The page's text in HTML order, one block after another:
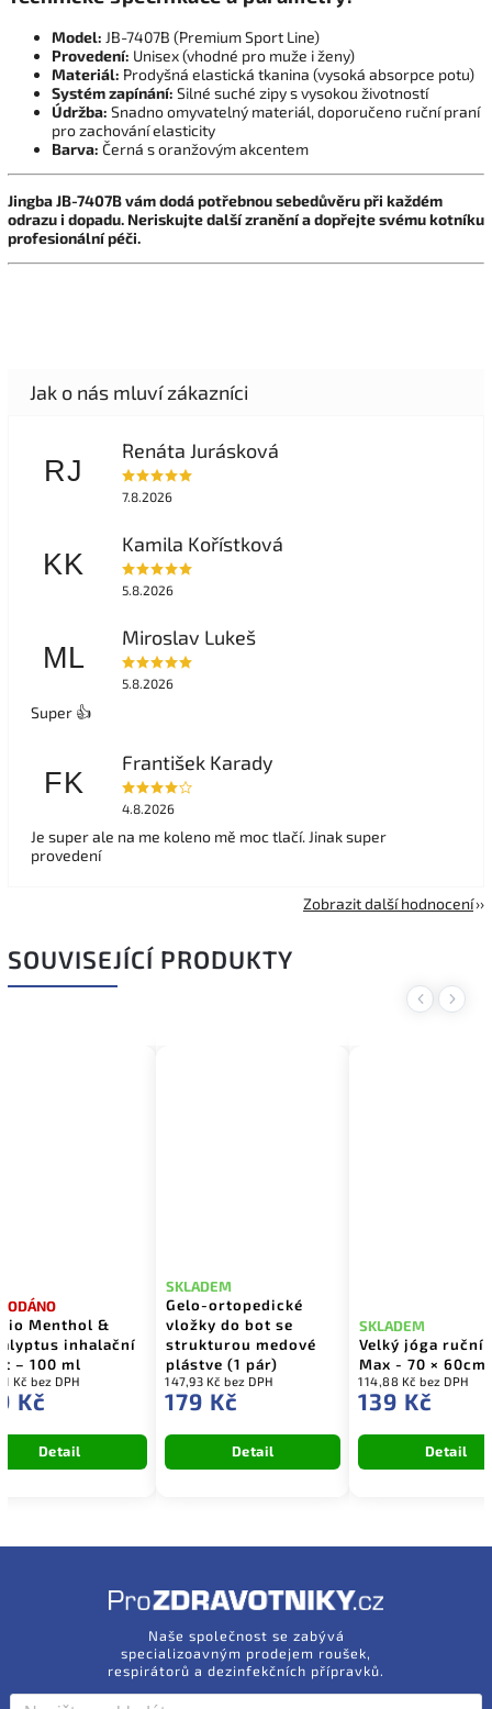
Model: JB-7407B (Premium Sport Line)
Provedení: Unisex (vhodné pro muže i ženy)
Materiál: Prodyšná elastická tkanina (vysoká absorpce potu)
Systém zapínání: Silné suché zipy s vysokou životností
Údržba: Snadno omyvatelný materiál, doporučeno ruční praní
pro zachování elasticity
Barva: Černá s oranžovým akcentem
Jingba JB-7407B vám dodá potřebnou sebedůvěru při každém
odrazu i dopadu. Neriskujte další zranění a dopřejte svému kotníku
profesionální péči.
RJ
Renáta Jurásková
7.8.2026
KK
Kamila Kořístková
5.8.2026
ML
Miroslav Lukeš
5.8.2026
Super 👍
FK
František Karady
4.8.2026
Je super ale na me koleno mě moc tlačí. Jinak super
provedení
Zobrazit další hodnocení
SOUVISEJÍCÍ PRODUKTY
Previous
ortopedické
do bot se
medové
(1 pár)
Kč bez DPH
Kč
Detail
Velký jóga ručník - XQ
Max - 70 × 60cm
SKLADEM
114,88 Kč bez DPH
139 Kč
Detail
bandáž na
Vbosi –
- 1ks
247,11 Kč bez DPH
299 Kč
Do košíku
Next
Naše společnost se zabývá
specializoavným prodejem roušek,
respirátorů a dezinfekčních přípravků.